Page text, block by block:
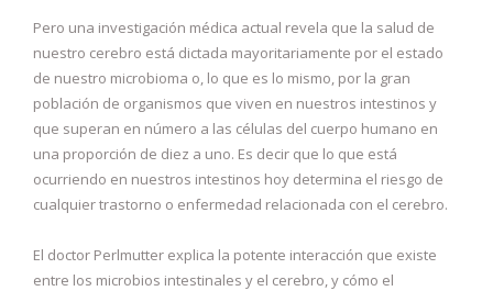
Pero una investigación médica actual revela que la salud de
nuestro cerebro está dictada mayoritariamente por el estado
de nuestro microbioma o, lo que es lo mismo, por la gran
población de organismos que viven en nuestros intestinos y
que superan en número a las células del cuerpo humano en
una proporción de diez a uno. Es decir que lo que está
ocurriendo en nuestros intestinos hoy determina el riesgo de
cualquier trastorno o enfermedad relacionada con el cerebro.
El doctor Perlmutter explica la potente interacción que existe
entre los microbios intestinales y el cerebro, y cómo el